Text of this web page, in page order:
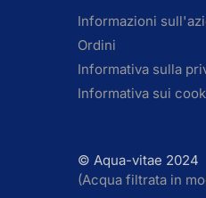
Informazioni
Ordini
Informativa sulla
Informativa sui
© Aqua-vitae 2024
(Acqua filtrata in